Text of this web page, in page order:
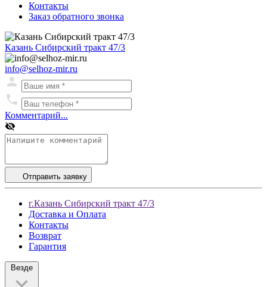
Контакты
Заказ обратного звонка
Казань Сибирский тракт 47/3
info@selhoz-mir.ru
Комментарий...
Отправить заявку
г.Казань Сибирский тракт 47/3
Доставка и Оплата
Контакты
Возврат
Гарантия
Везде